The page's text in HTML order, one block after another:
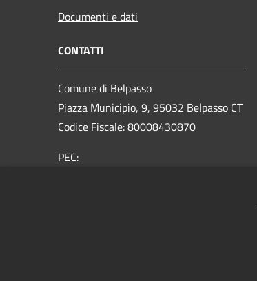
Documenti e dati
CONTATTI
Comune di Belpasso
Piazza Municipio, 9, 95032 Belpasso CT
Codice Fiscale: 80008430870
PEC: